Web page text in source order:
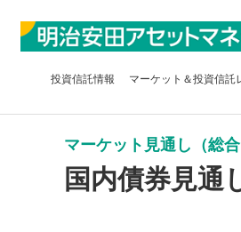
投資信託情報 マーケット＆投資信託
マーケット見通し（総合
国内債券見通